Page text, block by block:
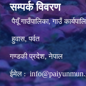
सम्पर्क विवरण
पैयूँ गाउँपालिका, गाउँ
हुवास, पर्वत
गण्डकी प्रदेश, नेपाल
ईमेल :